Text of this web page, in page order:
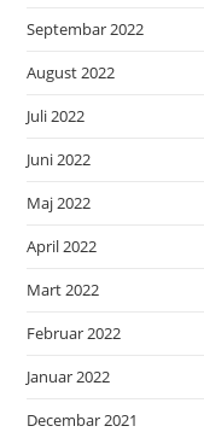
Septembar 2022
August 2022
Juli 2022
Juni 2022
Maj 2022
April 2022
Mart 2022
Februar 2022
Januar 2022
Decembar 2021